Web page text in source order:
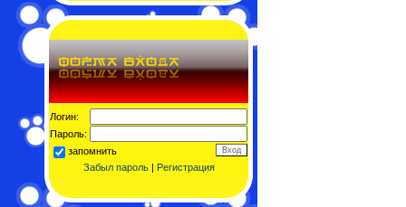
Логин:
Пароль:
запомнить
Забыл пароль| Регистрация